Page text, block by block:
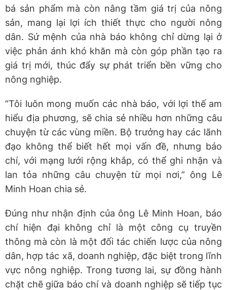
bá sản phẩm mà còn nâng tầm giá trị của nông
sản, mang lại lợi ích thiết thực cho người nông
dân. Sứ mệnh của nhà báo không chỉ dừng lại ở
việc phản ánh khó khăn mà còn góp phần tạo ra
giá trị mới, thúc đẩy sự phát triển bền vững cho
nông nghiệp.
“Tôi luôn mong muốn các nhà báo, với lợi thế am
hiểu địa phương, sẽ chia sẻ nhiều hơn những câu
chuyện từ các vùng miền. Bộ trưởng hay các lãnh
đạo không thể biết hết mọi vấn đề, nhưng báo
chí, với mạng lưới rộng khắp, có thể ghi nhận và
lan tỏa những câu chuyện từ mọi nơi,” ông Lê
Minh Hoan chia sẻ.
Đúng như nhận định của ông Lê Minh Hoan, báo
chí hiện đại không chỉ là một công cụ truyền
thông mà còn là một đối tác chiến lược của nông
dân, hợp tác xã, doanh nghiệp, đặc biệt trong lĩnh
vực nông nghiệp. Trong tương lai, sự đồng hành
chặt chẽ giữa báo chí và doanh nghiệp sẽ tiếp tục